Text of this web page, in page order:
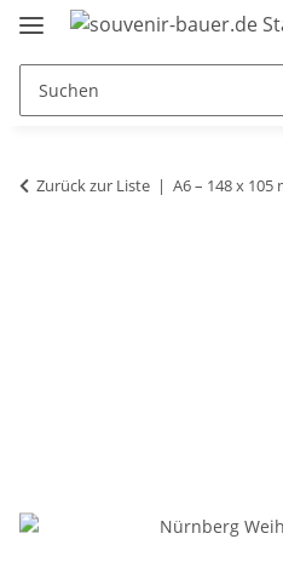
Zurück zur Liste A6 – 148 x 105